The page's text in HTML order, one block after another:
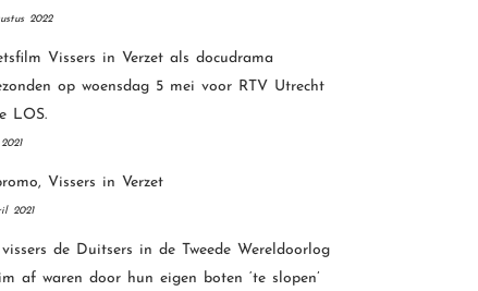
2022
Vissers in Verzet als docudrama
op woensdag 5 mei voor RTV Utrecht
LOS.
Vissers in Verzet
2021
de Duitsers in de Tweede Wereldoorlog
af waren door hun eigen boten ‘te slopen’